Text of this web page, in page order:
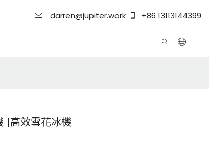
darren@jupiter.work +86 13113144399
|高效雪花冰機